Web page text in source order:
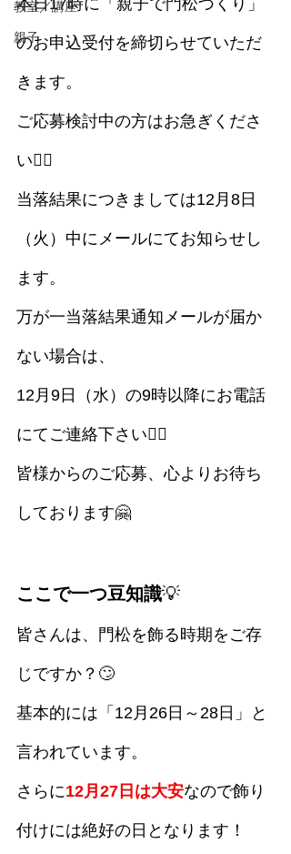
教室／講座
親子
本日17時に「親子で門松づくり」
のお申込受付を締切らせていただ
きます。
ご応募検討中の方はお急ぎくださ
い🏃‍♂️
当落結果につきましては12月8日
（火）中にメールにてお知らせし
ます。
万が一当落結果通知メールが届か
ない場合は、
12月9日（水）の9時以降にお電話
にてご連絡下さい🙇‍♂️
皆様からのご応募、心よりお待ち
しております🤗
ここで一つ豆知識💡
皆さんは、門松を飾る時期をご存
じですか？🙄
基本的には「12月26日～28日」と
言われています。
さらに12月27日は大安なので飾り
付けには絶好の日となります！